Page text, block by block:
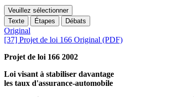
Veuillez sélectionner
Texte
Étapes Débats
Original
[37] Projet de loi 166 Original (PDF)
Projet de loi 166 2002
Loi visant à stabiliser davantage
les taux d'assurance-automobile